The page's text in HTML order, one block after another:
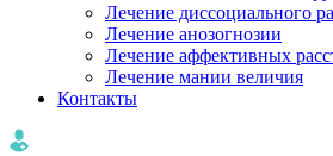
Лечение диссоциального
Лечение анозогнозии
Лечение аффективных
Лечение мании величия
Контакты